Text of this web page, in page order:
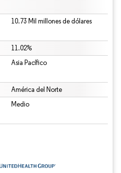
10.73 Mil millones de dólares
11.02%
Asia Pacífico
América del Norte
Medio